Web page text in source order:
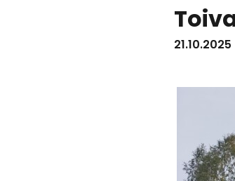
21.10.2025